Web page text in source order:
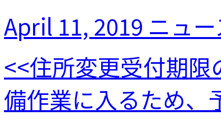
April 11, 2019 ニュ
<<住所変更受付期
備作業に入るため、